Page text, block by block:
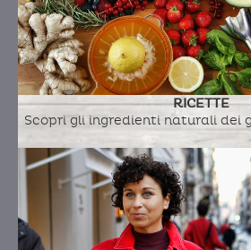
RICETTE
Scopri gli ingredienti naturali dei